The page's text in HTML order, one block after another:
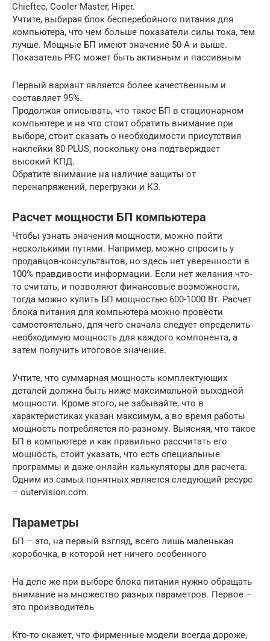
Chieftec, Cooler Master, Hiper.
Учтите, выбирая блок бесперебойного питания для
компьютера, что чем больше показатели силы тока, тем
лучше. Мощные БП имеют значение 50 А и выше.
Показатель PFC может быть активным и пассивным
Первый вариант является более качественным и
составляет 95%.
Продолжая описывать, что такое БП в стационарном
компьютере и на что стоит обратить внимание при
выборе, стоит сказать о необходимости присутствия
наклейки 80 PLUS, поскольку она подтверждает
высокий КПД.
Обратите внимание на наличие защиты от
перенапряжений, перегрузки и КЗ.
Расчет мощности БП компьютера
Чтобы узнать значения мощности, можно пойти
несколькими путями. Например, можно спросить у
продавцов-консультантов, но здесь нет уверенности в
100% правдивости информации. Если нет желания что-
то считать, и позволяют финансовые возможности,
тогда можно купить БП мощностью 600-1000 Вт. Расчет
блока питания для компьютера можно провести
самостоятельно, для чего сначала следует определить
необходимую мощность для каждого компонента, а
затем получить итоговое значение.
Учтите, что суммарная мощность комплектующих
деталей должна быть ниже максимальной выходной
мощности. Кроме этого, не забывайте, что в
характеристиках указан максимум, а во время работы
мощность потребляется по-разному. Выясняя, что такое
БП в компьютере и как правильно рассчитать его
мощность, стоит указать, что есть специальные
программы и даже онлайн калькуляторы для расчета.
Одним из самых понятных является следующий ресурс
– outervision.com.
Параметры
БП – это, на первый взгляд, всего лишь маленькая
коробочка, в которой нет ничего особенного
На деле же при выборе блока питания нужно обращать
внимание на множество разных параметров. Первое –
это производитель
Кто-то скажет, что фирменные модели всегда дороже,